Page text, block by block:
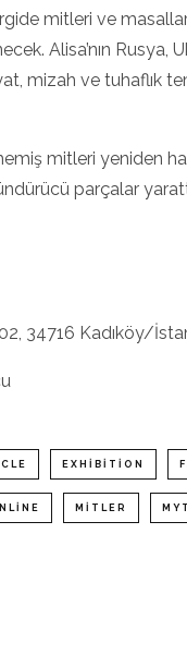
mitleri ve
Alisa’nın Rusya,
mizah ve tuhaflık
mitleri yeniden
parçalar
34716 Kadıköy/
EXHIBITION
MITLER